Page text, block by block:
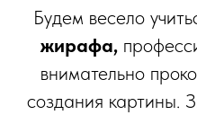
Будем весело
жирафа,
внимательно
создания картины.